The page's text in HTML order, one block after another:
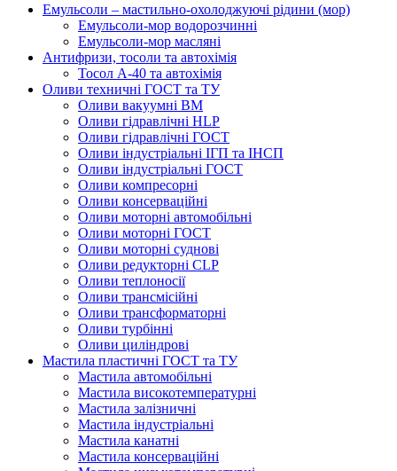
Емульсоли – мастильно-охолоджуючі рідини (мор)
Емульсоли-мор водорозчинні
Емульсоли-мор масляні
Антифризи, тосоли та автохімія
Тосол А-40 та автохімія
Оливи техничні ГОСТ та ТУ
Оливи вакуумні ВМ
Оливи гідравлічні HLP
Оливи гідравлічні ГОСТ
Оливи індустріальні ІГП та ІНСП
Оливи індустріальні ГОСТ
Оливи компресорні
Оливи консерваційні
Оливи моторні автомобільні
Оливи моторні ГОСТ
Оливи моторні суднові
Оливи редукторні CLP
Оливи теплоносії
Оливи трансмісійні
Оливи трансформаторні
Оливи турбінні
Оливи циліндрові
Мастила пластичні ГОСТ та ТУ
Мастила автомобільні
Мастила високотемпературні
Мастила залізничні
Мастила індустріальні
Мастила канатні
Мастила консерваційні